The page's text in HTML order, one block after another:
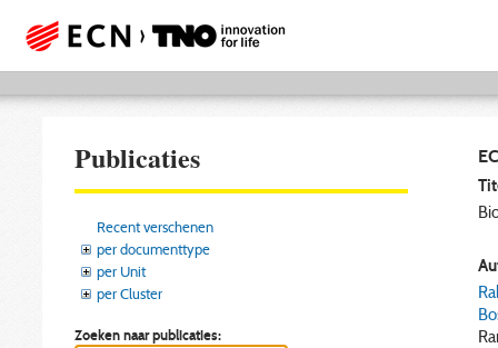
Publicaties
Recent verschenen
per documenttype
per Unit
per Cluster
Zoeken naar publicaties: